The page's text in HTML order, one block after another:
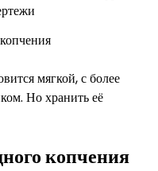
мягкой, с более
Но хранить её
копчения